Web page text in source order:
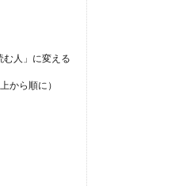
む人」に変える
から順に）